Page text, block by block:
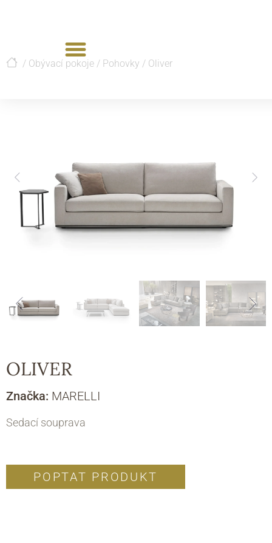
/ Obývací pokoje / Pohovky / Oliver
OLIVER
Značka: MARELLI
Sedací souprava
POPTAT PRODUKT